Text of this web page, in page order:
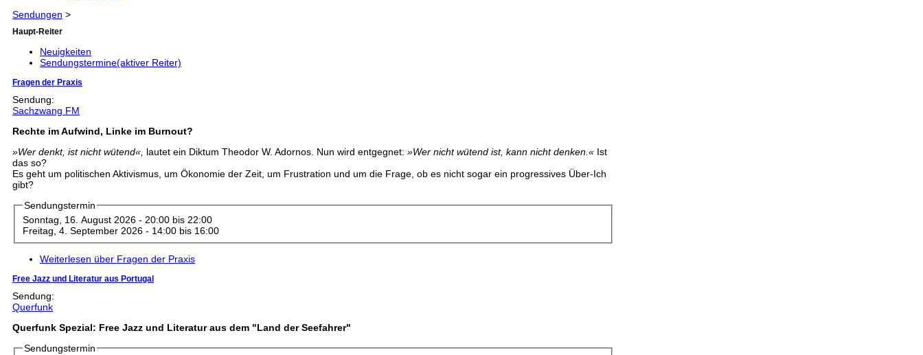
Sendungen >
Haupt-Reiter
Neuigkeiten
Sendungstermine(aktiver Reiter)
Fragen der Praxis
Sendung:
Sachzwang FM
Rechte im Aufwind, Linke im Burnout?
»Wer denkt, ist nicht wütend«, lautet ein Diktum Theodor W. Adornos. Nun wird entgegnet: »Wer nicht wütend ist, kann nicht denken.« Ist
das so?
Es geht um politischen Aktivismus, um Ökonomie der Zeit, um Frustration und um die Frage, ob es nicht sogar ein progressives Über-Ich
gibt?
Sendungstermin
Sonntag, 16. August 2026 - 20:00bis 22:00
Freitag, 4. September 2026 - 14:00bis 16:00
Weiterlesen über Fragen der Praxis
Free Jazz und Literatur aus Portugal
Sendung:
Querfunk
Querfunk Spezial: Free Jazz und Literatur aus dem "Land der Seefahrer"
Sendungstermin